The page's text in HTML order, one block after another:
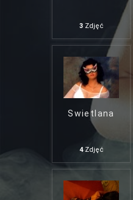
3Zdjęć
Swietlana
4Zdjęć